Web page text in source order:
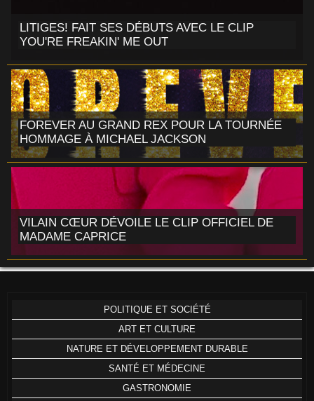
LITIGES! FAIT SES DÉBUTS AVEC LE CLIP
YOU'RE FREAKIN' ME OUT
FOREVER AU GRAND REX POUR LA TOURNÉE
HOMMAGE À MICHAEL JACKSON
VILAIN CŒUR DÉVOILE LE CLIP OFFICIEL DE
MADAME CAPRICE
POLITIQUE ET SOCIÉTÉ
ART ET CULTURE
NATURE ET DÉVELOPPEMENT DURABLE
SANTÉ ET MÉDECINE
GASTRONOMIE